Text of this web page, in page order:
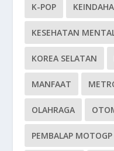
K-POP
KESEHATAN
KOREA SELATAN
MANFAAT
OLAHRAGA
PEMBALAP MOTOGP